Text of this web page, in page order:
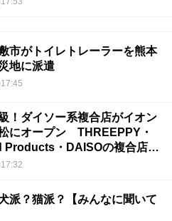
市がトイレトレーラーを熊本
地に派遣
！ダイソー系複合店がイオン
にオープン THREEPPY・
Products・DAISOの複合店は
派？猫派？【みんなに聞いて